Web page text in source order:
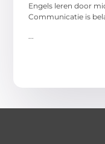
Engels leren door
Communicatie is
...